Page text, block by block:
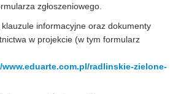
zgłoszeniowego.
informacyjne oraz dokumenty
w projekcie (w tym formularz
radlinskie-zielone-